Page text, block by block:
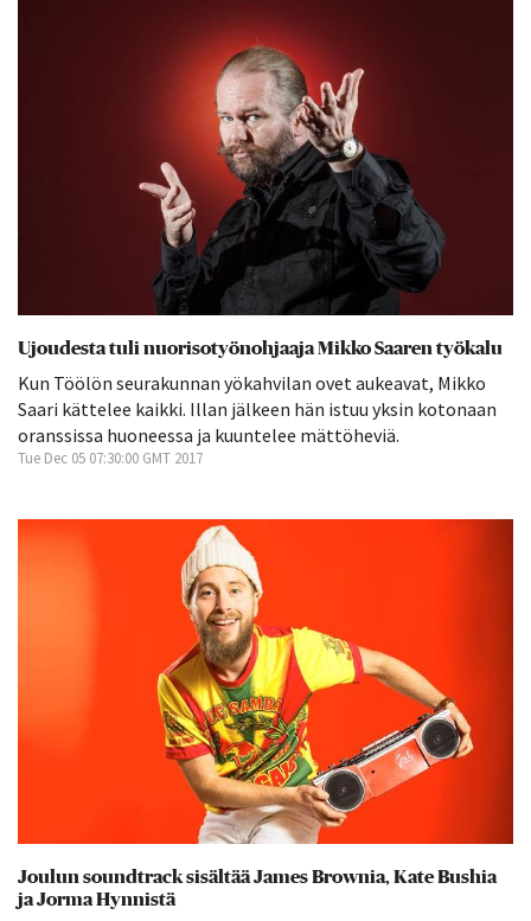
Ujoudesta tuli nuorisotyönohjaaja Mikko Saaren työkalu
Kun Töölön seurakunnan yökahvilan ovet aukeavat, Mikko
Saari kättelee kaikki. Illan jälkeen hän istuu yksin kotonaan
oranssissa huoneessa ja kuuntelee mättöheviä.
Tue Dec 05 07:30:00 GMT 2017
Joulun soundtrack sisältää James Brownia, Kate Bushia
ja Jorma Hynnistä